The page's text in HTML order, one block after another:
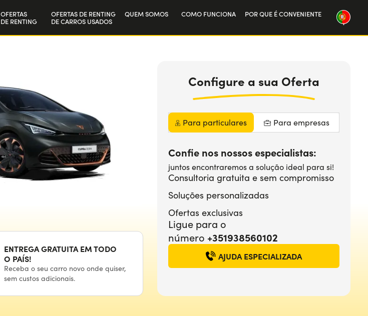
OFERTAS
DE RENTING
OFERTAS DE RENTING
DE CARROS USADOS
QUEM SOMOS COMO FUNCIONA POR QUE É CONVENIENTE
Configure a sua Oferta
Para particulares Para empresas
Confie nos nossos especialistas:
juntos encontraremos a solução ideal para si!
Consultoria gratuita e sem compromisso
Soluções personalizadas
Ofertas exclusivas
Ligue para o
número +351938560102
AJUDA ESPECIALIZADA
ENTREGA GRATUITA EM TODO
O PAÍS!
Recebao seu carro novo onde quiser,
sem custos adicionais.